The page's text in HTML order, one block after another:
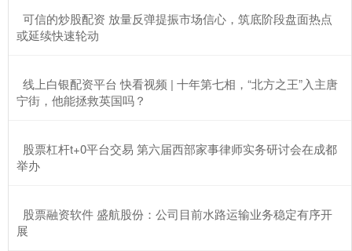
​可信的炒股配资 放量反弹提振市场信心，筑底阶段盘面热点
或延续快速轮动
​线上白银配资平台 快看视频 | 十年第七相，“北方之王”入主唐
宁街，他能拯救英国吗？
​股票杠杆t+0平台交易 第六届西部家事律师实务研讨会在成都
举办
​股票融资软件 盛航股份：公司目前水路运输业务稳定有序开
展